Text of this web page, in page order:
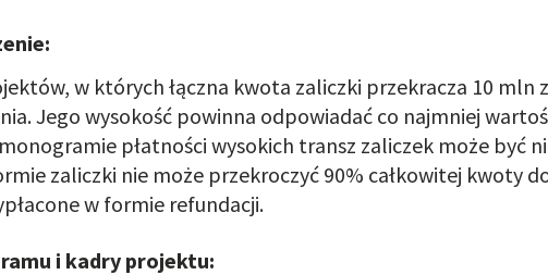
w których łączna kwota zaliczki przekracza 10 mln
Jego wysokość powinna odpowiadać co najmniej
płatności wysokich transz zaliczek może być
zaliczki nie może przekroczyć 90% całkowitej kwoty
w formie refundacji.
i kadry projektu: